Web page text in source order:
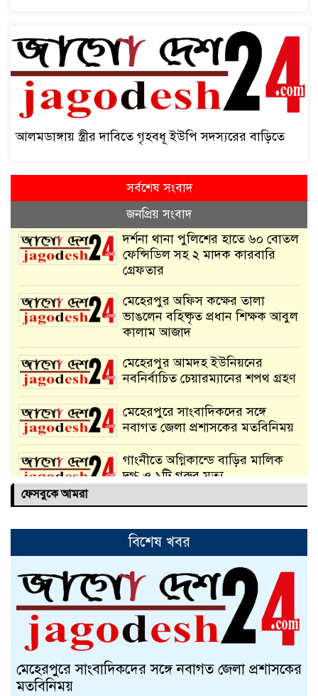
আলমডাঙ্গায় স্ত্রীর দাবিতে গৃহবধূ ইউপি সদস্যরের বাড়িতে
সর্বশেষ সংবাদ
জনপ্রিয় সংবাদ
দর্শনা থানা পুলিশের হাতে ৬০ বোতল
ফেন্সিডিল সহ ২ মাদক কারবারি
গ্রেফতার
মেহেরপুর অফিস কক্ষের তালা
ভাঙলেন বহিষ্কৃত প্রধান শিক্ষক আবুল
কালাম আজাদ
মেহেরপুর আমদহ ইউনিয়নের
নবনির্বাচিত চেয়ারম্যানের শপথ গ্রহণ
মেহেরপুরে সাংবাদিকদের সঙ্গে
নবাগত জেলা প্রশাসকের মতবিনিময়
গাংনীতে অগ্নিকান্ডে বাড়ির মালিক
দগ্ধ ও ১টি গরুর মৃত্যু
দর্শনায় ২১ বোতল ফেনসিডিল সহ
আলমডাঙ্গায় স্ত্রীর দাবিতে গৃহবধূ
ইউপি সদস্যরের বাড়িতে
আলমডাঙ্গায় বাংলা নববর্ষ ১৪৩০
উদযাপন উপলক্ষে প্রস্তুতি সভা
চুয়াডাঙ্গায় বাঁধনের বার্ষিক ইফতার ও
ফেসবুকে আমরা
বিশেষ খবর
মেহেরপুরে সাংবাদিকদের সঙ্গে নবাগত জেলা প্রশাসকের
মতবিনিময়